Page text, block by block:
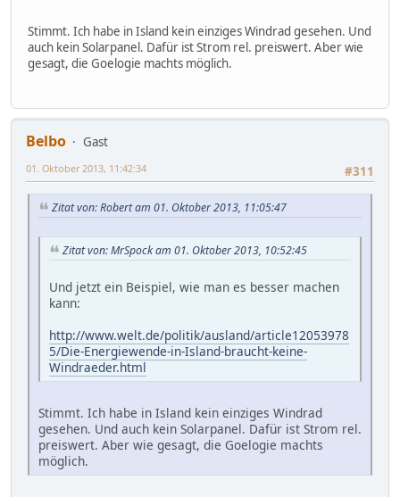
Stimmt. Ich habe in Island kein einziges Windrad gesehen. Und
auch kein Solarpanel. Dafür ist Strom rel. preiswert. Aber wie
gesagt, die Goelogie machts möglich.
Belbo
Gast
#311
01. Oktober 2013, 11:42:34
Zitat von: Robert am 01. Oktober 2013, 11:05:47
Zitat von: MrSpock am 01. Oktober 2013, 10:52:45
Und jetzt ein Beispiel, wie man es besser machen
kann:
http://www.welt.de/politik/ausland/article12053978
5/Die-Energiewende-in-Island-braucht-keine-
Windraeder.html
Stimmt. Ich habe in Island kein einziges Windrad
gesehen. Und auch kein Solarpanel. Dafür ist Strom rel.
preiswert. Aber wie gesagt, die Goelogie machts
möglich.